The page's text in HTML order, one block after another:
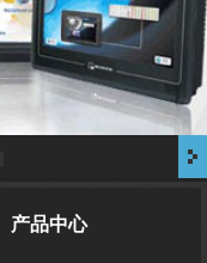
产品中心